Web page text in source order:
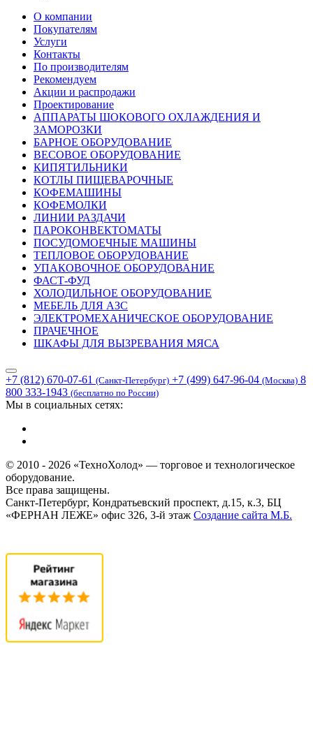
О компании
Покупателям
Услуги
Контакты
По производителям
Рекомендуем
Акции и распродажи
Проектирование
АППАРАТЫ ШОКОВОГО ОХЛАЖДЕНИЯ И
ЗАМОРОЗКИ
БАРНОЕ ОБОРУДОВАНИЕ
ВЕСОВОЕ ОБОРУДОВАНИЕ
КИПЯТИЛЬНИКИ
КОТЛЫ ПИЩЕВАРОЧНЫЕ
КОФЕМАШИНЫ
КОФЕМОЛКИ
ЛИНИИ РАЗДАЧИ
ПАРОКОНВЕКТОМАТЫ
ПОСУДОМОЕЧНЫЕ МАШИНЫ
ТЕПЛОВОЕ ОБОРУДОВАНИЕ
УПАКОВОЧНОЕ ОБОРУДОВАНИЕ
ФАСТ-ФУД
ХОЛОДИЛЬНОЕ ОБОРУДОВАНИЕ
МЕБЕЛЬ ДЛЯ АЗС
ЭЛЕКТРОМЕХАНИЧЕСКОЕ ОБОРУДОВАНИЕ
ПРАЧЕЧНОЕ
ШКАФЫ ДЛЯ ВЫЗРЕВАНИЯ МЯСА
+7 (812) 670-07-61 (Санкт-Петербург) +7 (499) 647-96-04 (Москва) 8
800 333-1943 (бесплатно по России)
Мы в социальных сетях:
© 2010 - 2026 «ТехноХолод» — торговое и технологическое
оборудование.
Все права защищены.
Санкт-Петербург, Кондратьевский проспект, д.15, к.3, БЦ
«ФЕРНАН ЛЕЖЕ» офис 326, 3-й этаж Создание сайта М.Б.